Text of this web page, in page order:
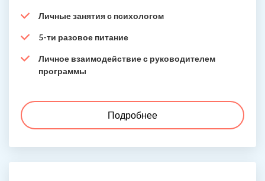
Личные занятия с психологом
5-ти разовое питание
Личное взаимодействие с руководителем
программы
Подробнее